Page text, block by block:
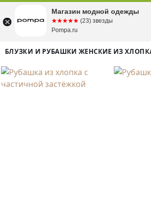
БЛУЗКИ И РУБАШКИ ЖЕНСКИЕ ИЗ
Магазин модной одежды
☆☆☆☆☆
★★★★★ (23) звезды
Pompa.ru